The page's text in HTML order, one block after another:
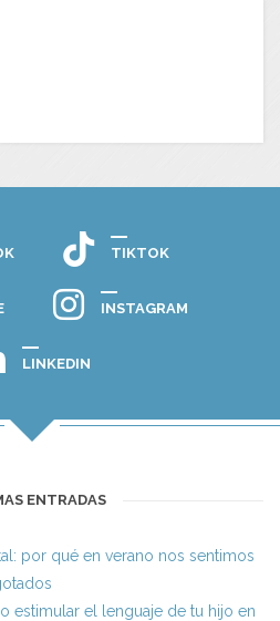
TIKTOK
INSTAGRAM
LINKEDIN
ENTRADAS
por qué en verano nos sentimos
estimular el lenguaje de tu hijo en